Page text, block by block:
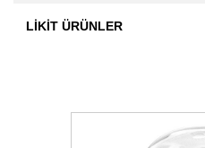
LIKIT ÜRÜNLER